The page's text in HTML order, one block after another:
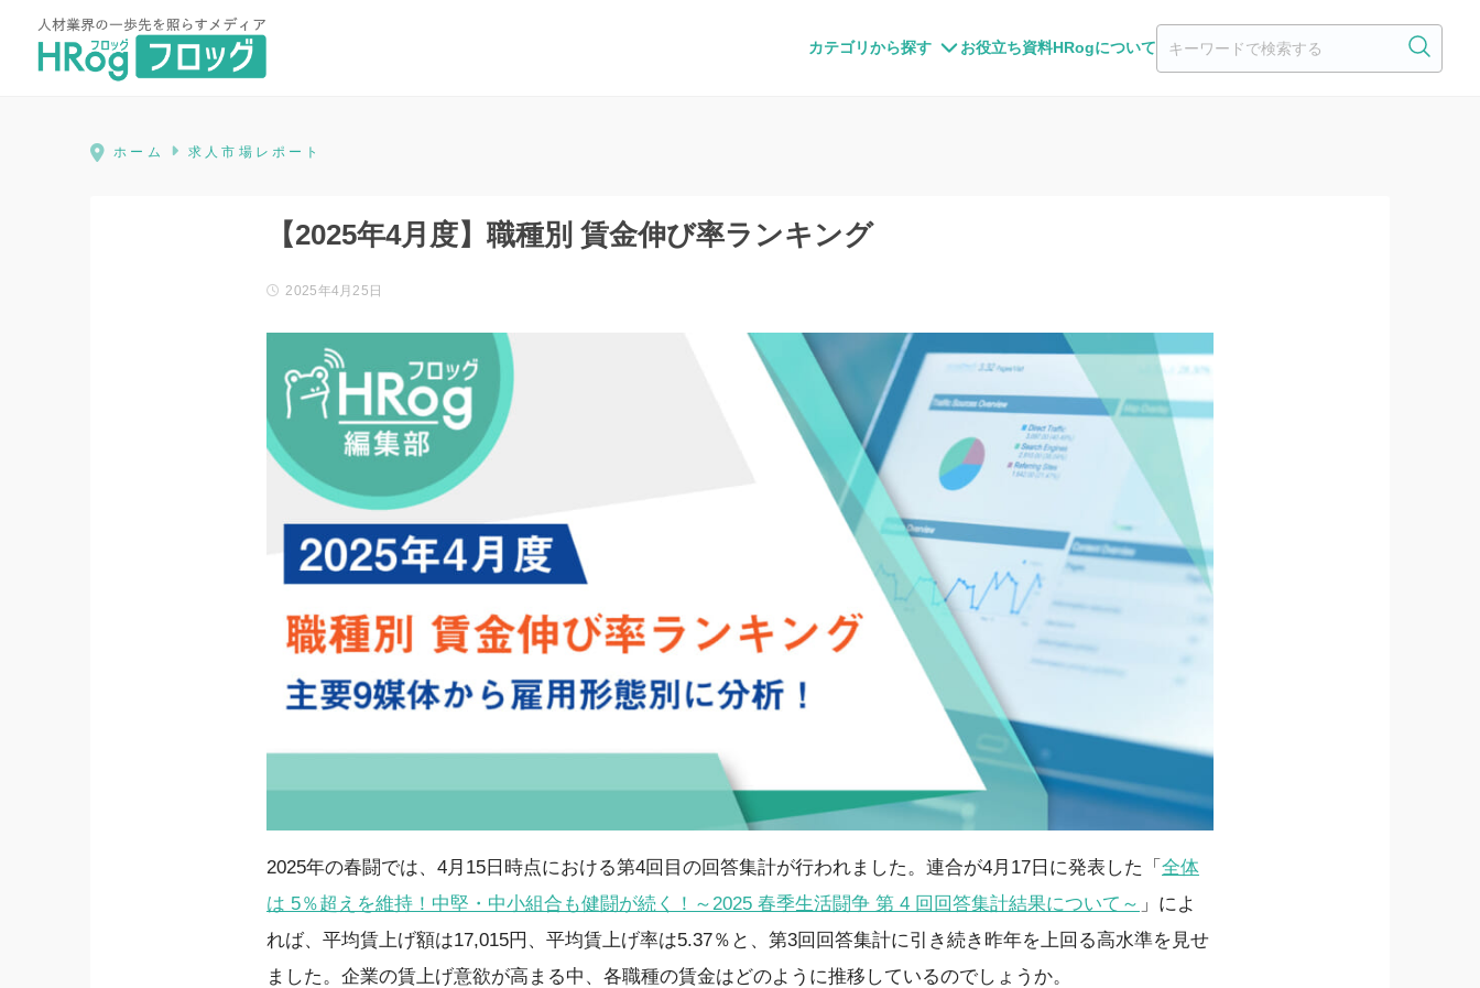
カテゴリから探す お役立ち資料HRogについて
HRog | 人材業界の一歩先を照らすメディア
ホーム 求人市場レポート
【2025年4月度】職種別 賃金伸び率ランキング
2025年4月25日
2025年の春闘では、4月15日時点における第4回目の回答集計が行われました。連合が4月17日に発表した「 全体
は 5％超えを維持！中堅・中小組合も健闘が続く！～2025 春季生活闘争 第 4 回回答集計結果について～ 」によ
れば、平均賃上げ額は17,015円、平均賃上げ率は5.37％と、第3回回答集計に引き続き昨年を上回る高水準を見せ
ました。企業の賃上げ意欲が高まる中、各職種の賃金はどのように推移しているのでしょうか。